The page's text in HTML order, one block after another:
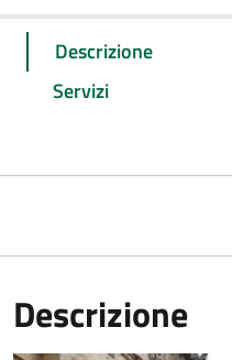
Descrizione
Servizi
Descrizione